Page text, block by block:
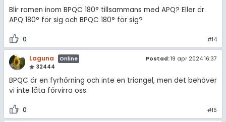
Blir ramen inom BPQC 180° tillsammans med APQ? Eller är
APQ 180° för sig och BPQC 180° för sig?
0 #14
Laguna
Online
32444
Postad:19 apr 2024 16:37
BPQC är en fyrhörning och inte en triangel, men det behöver
vi inte låta förvirra oss.
0 #15